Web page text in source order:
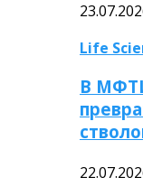
Life
В